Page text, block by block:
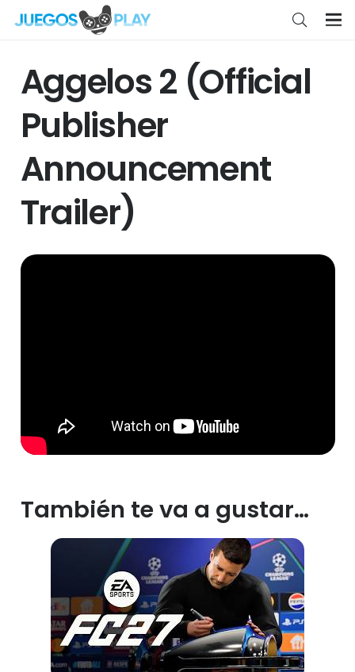
Aggelos 2 (Official
Publisher
Announcement
Trailer)
También te va a gustar…